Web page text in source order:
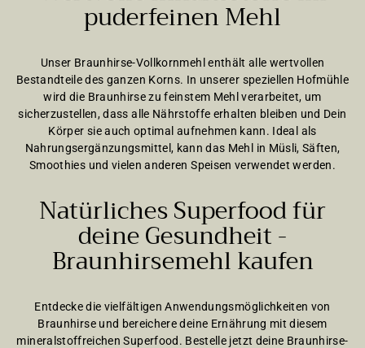
puderfeinen Mehl
Unser Braunhirse-Vollkornmehl enthält alle wertvollen
Bestandteile des ganzen Korns. In unserer speziellen Hofmühle
wird die Braunhirse zu feinstem Mehl verarbeitet, um
sicherzustellen, dass alle Nährstoffe erhalten bleiben und Dein
Körper sie auch optimal aufnehmen kann. Ideal als
Nahrungsergänzungsmittel, kann das Mehl in Müsli, Säften,
Smoothies und vielen anderen Speisen verwendet werden.
Natürliches Superfood für
deine Gesundheit -
Braunhirsemehl kaufen
Entdecke die vielfältigen Anwendungsmöglichkeiten von
Braunhirse und bereichere deine Ernährung mit diesem
mineralstoffreichen Superfood. Bestelle jetzt deine Braunhirse-